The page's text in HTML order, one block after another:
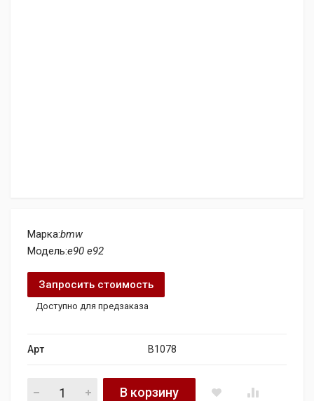
Марка:bmw
Модель:e90 e92
Запросить стоимость
Доступно для предзаказа
Арт B1078
B1078 насос компрессор кондиционера bmw e90 e92 1.6
В корзину